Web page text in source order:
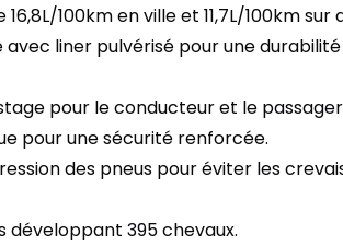
100km en ville et 11,7L/100km sur
liner pulvérisé pour une
pour le conducteur et le
pour une sécurité renforcée.
des pneus pour éviter les
développant 395 chevaux.